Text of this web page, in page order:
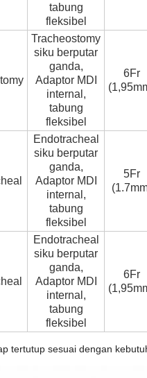
tabung
fleksibel
Tracheostomy
siku berputar
ganda,
Adaptor MDI
internal,
tabung
fleksibel
6Fr
Endotracheal
siku berputar
ganda,
Adaptor MDI
internal,
tabung
fleksibel
5Fr
Endotracheal
siku berputar
ganda,
Adaptor MDI
internal,
tabung
fleksibel
6Fr
tertutup sesuai dengan